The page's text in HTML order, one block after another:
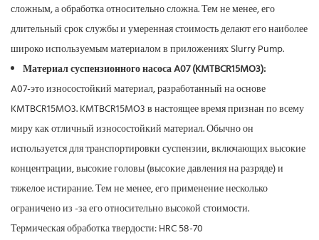
сложным, а обработка относительно сложна. Тем не менее, его
длительный срок службы и умеренная стоимость делают его наиболее
широко используемым материалом в приложениях Slurry Pump.
Материал суспензионного насоса A07 (KMTBCR15MO3):
A07-это износостойкий материал, разработанный на основе
KMTBCR15MO3. KMTBCR15MO3 в настоящее время признан по всему
миру как отличный износостойкий материал. Обычно он
используется для транспортировки суспензии, включающих высокие
концентрации, высокие головы (высокие давления на разряде) и
тяжелое истирание. Тем не менее, его применение несколько
ограничено из -за его относительно высокой стоимости.
Термическая обработка твердости: HRC 58-70